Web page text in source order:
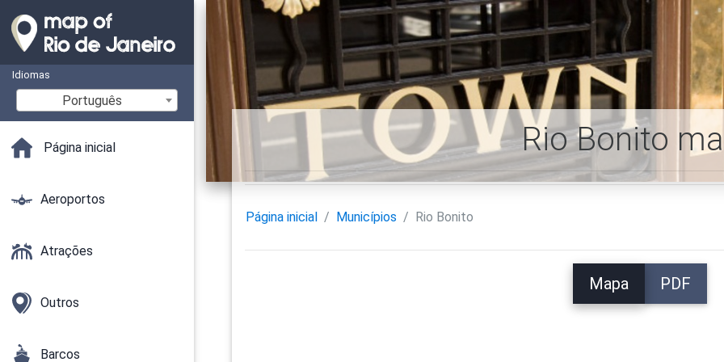
Idiomas
Português
Página inicial
Aeroportos
Atrações
Outros
Barcos
Rio Bonito
Página inicial Municípios Rio Bonito
Mapa PDF